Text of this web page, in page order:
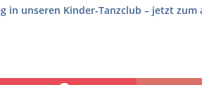
in unseren Kinder-Tanzclub – jetzt